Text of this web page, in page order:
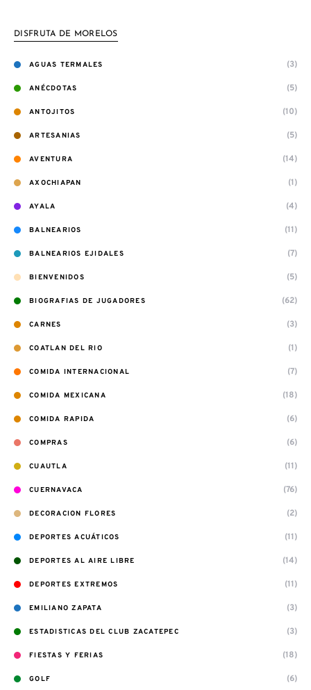
DISFRUTA DE MORELOS
AGUAS TERMALES (3)
ANÉCDOTAS (5)
ANTOJITOS (10)
ARTESANIAS (5)
AVENTURA (14)
AXOCHIAPAN (1)
AYALA (4)
BALNEARIOS (11)
BALNEARIOS EJIDALES (7)
BIENVENIDOS (5)
BIOGRAFIAS DE JUGADORES (62)
CARNES (3)
COATLAN DEL RIO (1)
COMIDA INTERNACIONAL (7)
COMIDA MEXICANA (18)
COMIDA RAPIDA (6)
COMPRAS (6)
CUAUTLA (11)
CUERNAVACA (76)
DECORACION FLORES (2)
DEPORTES ACUÁTICOS (11)
DEPORTES AL AIRE LIBRE (14)
DEPORTES EXTREMOS (11)
EMILIANO ZAPATA (3)
ESTADISTICAS DEL CLUB ZACATEPEC (3)
FIESTAS Y FERIAS (18)
GOLF (6)